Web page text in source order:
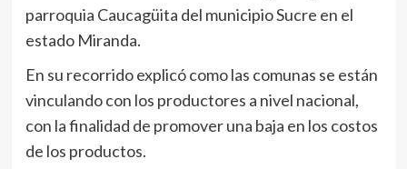
parroquia Caucagüita del municipio Sucre en el
estado Miranda.
En su recorrido explicó como las comunas se están
vinculando con los productores a nivel nacional,
con la finalidad de promover una baja en los costos
de los productos.